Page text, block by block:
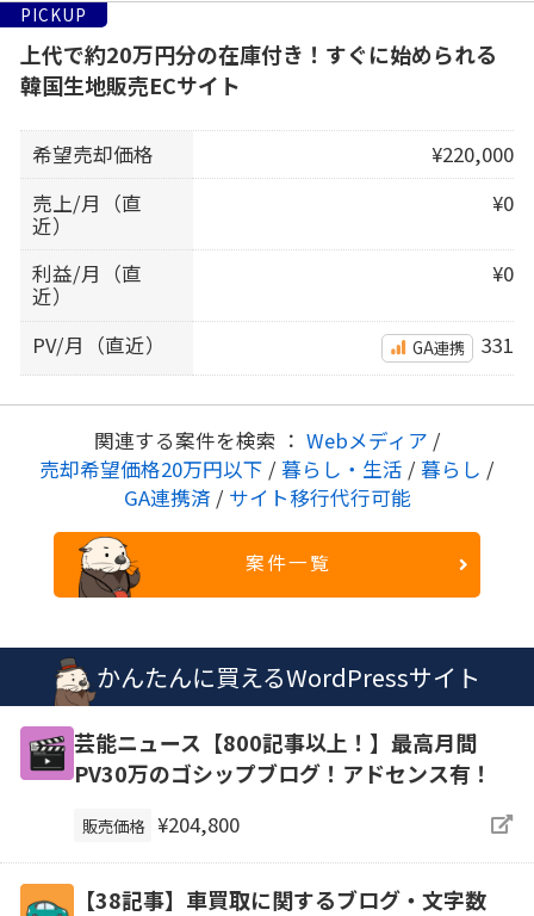
PICKUP
上代で約20万円分の在庫付き！すぐに始められる
韓国生地販売ECサイト
希望売却価格
¥220,000
売上/月（直
近）
¥0
利益/月（直
近）
¥0
PV/月（直近） GA連携 331
関連する案件を検索 ： Webメディア /
売却希望価格20万円以下 / 暮らし・生活 / 暮らし /
GA連携済 / サイト移行代行可能
案件一覧
かんたんに買えるWordPressサイト
芸能ニュース【800記事以上！】最高月間
PV30万のゴシップブログ！アドセンス有！
販売価格 ¥204,800
【38記事】車買取に関するブログ・文字数